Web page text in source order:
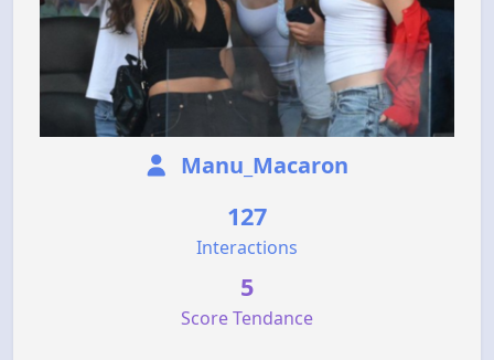
Manu_Macaron
127
Interactions
5
Score Tendance